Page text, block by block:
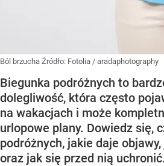
Ból brzucha Źródło: Fotolia / aradaphotography
Biegunka podróżnych to
dolegliwość, która często
na wakacjach i może
urlopowe plany. Dowiedz się,
podróżnych, jakie daje
oraz jak się przed nią uchronić.